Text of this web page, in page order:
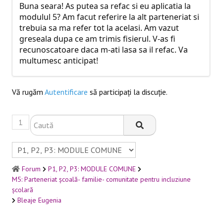
Buna seara! As putea sa refac si eu aplicatia la
modulul 5? Am facut referire la alt parteneriat si
trebuia sa ma refer tot la acelasi. Am vazut
greseala dupa ce am trimis fisierul. V-as fi
recunoscatoare daca m-ati lasa sa il refac. Va
multumesc anticipat!
Vă rugăm Autentificare să participaţi la discuţie.
1
Forum
P1, P2, P3: MODULE COMUNE
M5: Parteneriat școală- familie- comunitate pentru incluziune
școlară
Bleaje Eugenia